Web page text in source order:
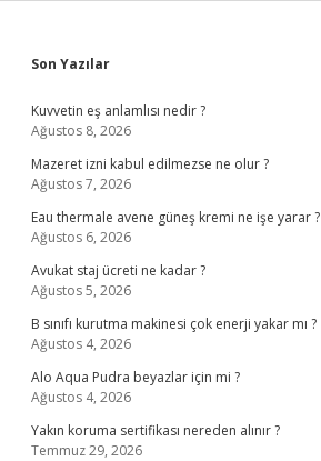
Sidebar
Son Yazılar
Kuvvetin eş anlamlısı nedir ?
Ağustos 8, 2026
Mazeret izni kabul edilmezse ne olur ?
Ağustos 7, 2026
Eau thermale avene güneş kremi ne işe yarar ?
Ağustos 6, 2026
Avukat staj ücreti ne kadar ?
Ağustos 5, 2026
B sınıfı kurutma makinesi çok enerji yakar mı ?
Ağustos 4, 2026
Alo Aqua Pudra beyazlar için mi ?
Ağustos 4, 2026
Yakın koruma sertifikası nereden alınır ?
Temmuz 29, 2026